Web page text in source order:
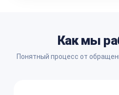
Как мы
Понятный процесс от